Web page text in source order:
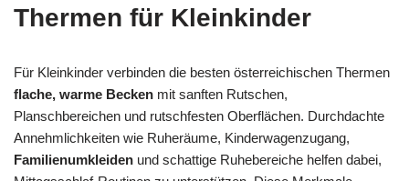
Thermen für Kleinkinder
Für Kleinkinder verbinden die besten österreichischen Thermen
flache, warme Becken mit sanften Rutschen,
Planschbereichen und rutschfesten Oberflächen. Durchdachte
Annehmlichkeiten wie Ruheräume, Kinderwagenzugang,
Familienumkleiden und schattige Ruhebereiche helfen dabei,